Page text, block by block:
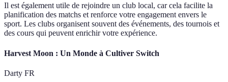
Il est également utile de rejoindre un club local, car cela facilite la
planification des matchs et renforce votre engagement envers le
sport. Les clubs organisent souvent des événements, des tournois et
des cours qui peuvent enrichir votre expérience.
Harvest Moon : Un Monde à Cultiver Switch
Darty FR